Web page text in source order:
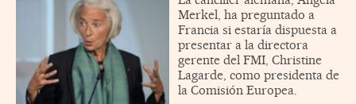
Merkel, ha preguntado a
Francia si estaría dispuesta a
presentar a la directora
gerente del FMI, Christine
Lagarde, como presidenta de
la Comisión Europea.